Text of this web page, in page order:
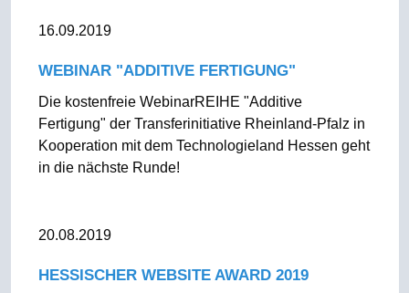
16.09.2019
WEBINAR "ADDITIVE FERTIGUNG"
Die kostenfreie WebinarREIHE "Additive
Fertigung" der Transferinitiative Rheinland-Pfalz in
Kooperation mit dem Technologieland Hessen geht
in die nächste Runde!
20.08.2019
HESSISCHER WEBSITE AWARD 2019